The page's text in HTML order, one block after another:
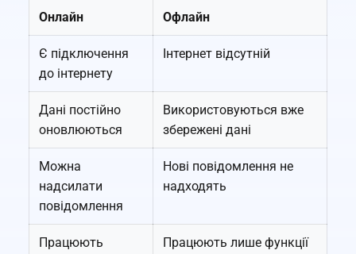
Онлайн Офлайн
Є підключення
до інтернету
Інтернет відсутній
Дані постійно
оновлюються
Використовуються вже
збережені дані
Можна
надсилати
повідомлення
Нові повідомлення не
надходять
Працюють
Працюють лише функції